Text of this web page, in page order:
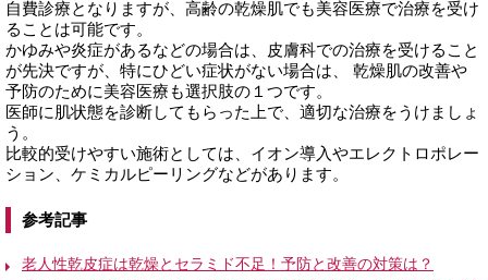
自費診療となりますが、高齢の乾燥肌でも美容医療で治療を受け
ることは可能です。
かゆみや炎症があるなどの場合は、皮膚科での治療を受けること
が先決ですが、特にひどい症状がない場合は、 乾燥肌の改善や
予防のために美容医療も選択肢の１つです。
医師に肌状態を診断してもらった上で、適切な治療をうけましょ
う。
比較的受けやすい施術としては、イオン導入やエレクトロポレー
ション、ケミカルピーリングなどがあります。
参考記事
老人性乾皮症は乾燥とセラミド不足！予防と改善の対策は？